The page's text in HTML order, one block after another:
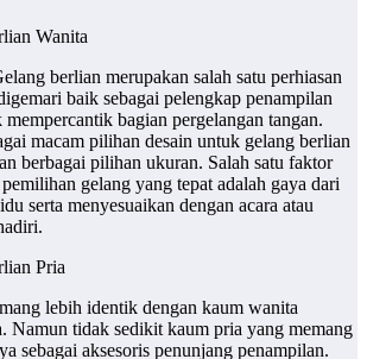
Wanita
berlian merupakan salah satu perhiasan
baik sebagai pelengkap penampilan
bagian pergelangan tangan.
macam pilihan desain untuk gelang berlian
berbagai pilihan ukuran. Salah satu faktor
gelang yang tepat adalah gaya dari
serta menyesuaikan dengan acara atau
Pria
lebih identik dengan kaum wanita
Namun tidak sedikit kaum pria yang memang
sebagai aksesoris penunjang penampilan.